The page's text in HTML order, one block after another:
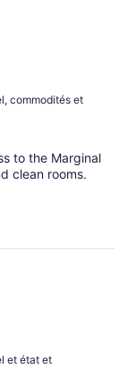
commodités et
to the Marginal
clean rooms.
et état et